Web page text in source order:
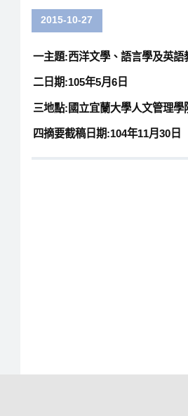
2015-10-27
一主題:西洋文學、語言學及英語
二日期:105年5月6日
三地點:國立宜蘭大學人文管理學
四摘要截稿日期:104年11月30日